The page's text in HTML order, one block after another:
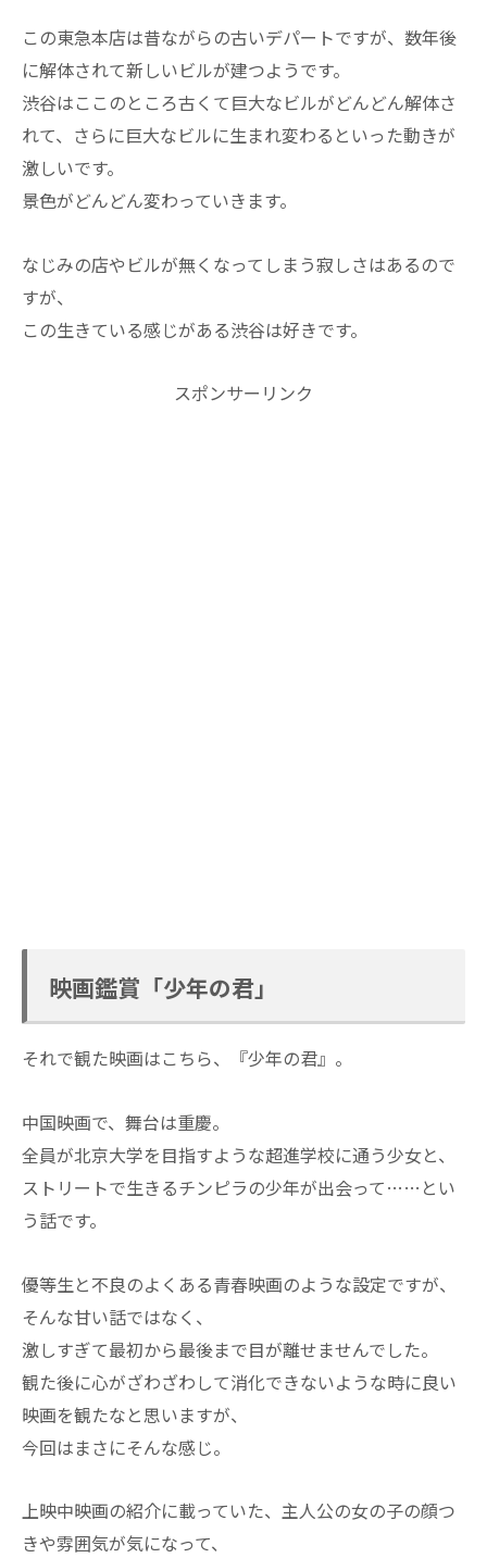
この東急本店は昔ながらの古いデパートですが、数年後
に解体されて新しいビルが建つようです。
渋谷はここのところ古くて巨大なビルがどんどん解体さ
れて、さらに巨大なビルに生まれ変わるといった動きが
激しいです。
景色がどんどん変わっていきます。
なじみの店やビルが無くなってしまう寂しさはあるので
すが、
この生きている感じがある渋谷は好きです。
スポンサーリンク
映画鑑賞「少年の君」
それで観た映画はこちら、『少年の君』。
中国映画で、舞台は重慶。
全員が北京大学を目指すような超進学校に通う少女と、
ストリートで生きるチンピラの少年が出会って……とい
う話です。
優等生と不良のよくある青春映画のような設定ですが、
そんな甘い話ではなく、
激しすぎて最初から最後まで目が離せませんでした。
観た後に心がざわざわして消化できないような時に良い
映画を観たなと思いますが、
今回はまさにそんな感じ。
上映中映画の紹介に載っていた、主人公の女の子の顔つ
きや雰囲気が気になって、